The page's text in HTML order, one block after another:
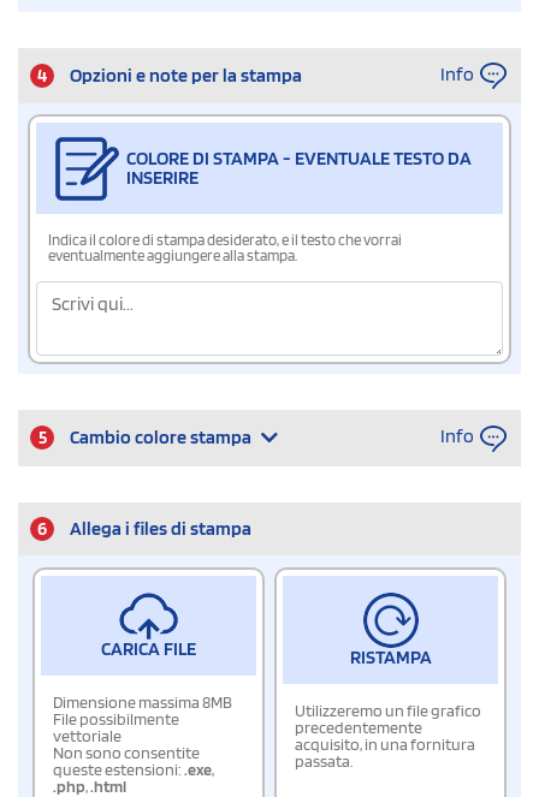
4 Opzioni e note per la stampa Info
COLORE DI STAMPA - EVENTUALE TESTO DA
INSERIRE
Indica il colore di stampa desiderato, e il testo che vorrai
eventualmente aggiungere alla stampa.
5 Cambio colore stampa Info
6 Allega i files di stampa
CARICA FILE
Dimensione massima 8MB
File possibilmente
vettoriale
Non sono consentite
queste estensioni:.exe,
.php,.html
RISTAMPA
Utilizzeremo un file grafico
precedentemente
acquisito, in una fornitura
passata.